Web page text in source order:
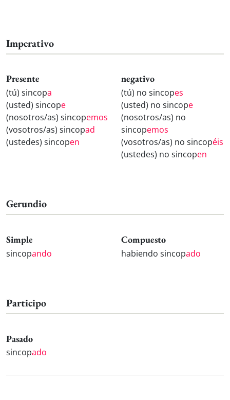
Imperativo
Presente
(tú) sincopa
(usted) sincope
(nosotros/as) sincopemos
(vosotros/as) sincopad
(ustedes) sincopen
negativo
(tú) no sincopes
(usted) no sincope
(nosotros/as) no
sincopemos
(vosotros/as) no sincopéis
(ustedes) no sincopen
Gerundio
Simple
sincopando
Compuesto
habiendo sincopado
Participo
Pasado
sincopado